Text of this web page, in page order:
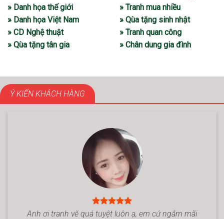
» Danh họa thế giới
» Danh họa Việt Nam
» CD Nghệ thuật
» Qùa tặng tân gia
» Tranh mua nhiều
» Qùa tặng sinh nhật
» Tranh quan công
» Chân dung gia đình
Ý KIẾN KHÁCH HÀNG
Anh ơi tranh vẽ quá tuyệt luôn ạ, em cứ ngắm mãi